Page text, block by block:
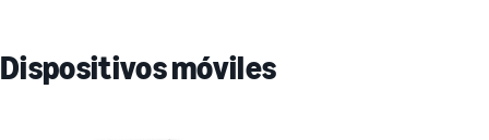
Dispositivos móviles